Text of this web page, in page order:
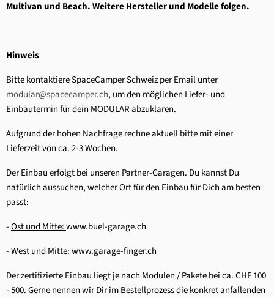
Multivan und Beach. Weitere Hersteller und Modelle folgen.
Hinweis
Bitte kontaktiere SpaceCamper Schweiz per Email unter
modular@spacecamper.ch, um den möglichen Liefer- und
Einbautermin für dein MODULAR abzuklären.
Aufgrund der hohen Nachfrage rechne aktuell bitte mit einer
Lieferzeit von ca. 2-3 Wochen.
Der Einbau erfolgt bei unseren Partner-Garagen. Du kannst Du
natürlich aussuchen, welcher Ort für den Einbau für Dich am besten
passt:
-Ost und Mitte:www.buel-garage.ch
-West und Mitte:www.garage-finger.ch
Der zertifizierte Einbau liegt je nach Modulen / Pakete bei ca. CHF 100
- 500. Gerne nennen wir Dir im Bestellprozess die konkret anfallenden